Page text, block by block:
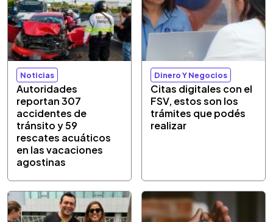
Noticias
Autoridades
reportan 307
accidentes de
tránsito y 59
rescates acuáticos
en las vacaciones
agostinas
Dinero Y Negocios
Citas digitales con el
FSV, estos son los
trámites que podés
realizar